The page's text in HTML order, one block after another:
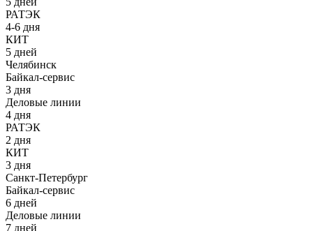
РАТЭК
4-6 дня
КИТ
5 дней
Челябинск
Байкал-сервис
3 дня
Деловые линии
4 дня
РАТЭК
2 дня
КИТ
3 дня
Санкт-Петербург
Байкал-сервис
6 дней
Деловые линии
7 дней